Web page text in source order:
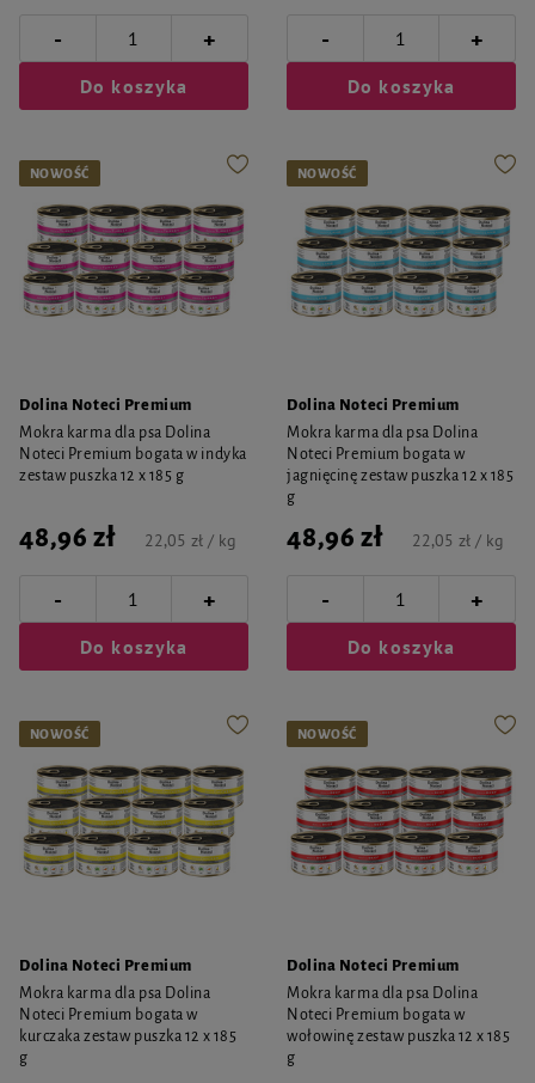
- +
Do koszyka
- +
Do koszyka
NOWOŚĆ
Dolina Noteci Premium
Mokra karma dla psa Dolina
Noteci Premium bogata w indyka
zestaw puszka 12 x 185 g
48,96 zł 22,05 zł / kg
- +
Do koszyka
NOWOŚĆ
Dolina Noteci Premium
Mokra karma dla psa Dolina
Noteci Premium bogata w
jagnięcinę zestaw puszka 12 x 185
g
48,96 zł 22,05 zł / kg
- +
Do koszyka
NOWOŚĆ
Dolina Noteci Premium
Mokra karma dla psa Dolina
Noteci Premium bogata w
kurczaka zestaw puszka 12 x 185
g
NOWOŚĆ
Dolina Noteci Premium
Mokra karma dla psa Dolina
Noteci Premium bogata w
wołowinę zestaw puszka 12 x 185
g